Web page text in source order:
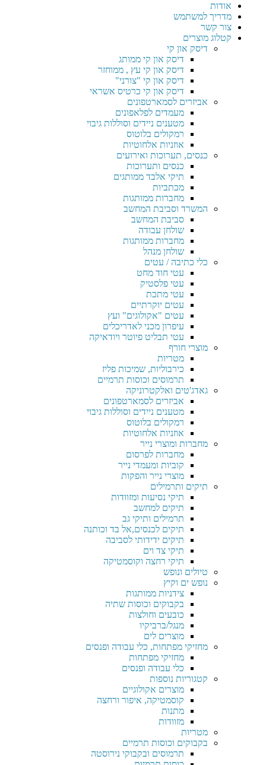
אודות
מדריך למשתמש
צור קשר
קטלוג מוצרים
דיסק און קי
דיסק און קי ממותג
דיסק און קי עץ , ממוחזר
דיסק און קי "צורני"
דיסק און קי כרטיס אשראי
אביזרים לסמארטפונים
מעמדים לפלאפונים
מטענים ניידים וסוללות גיבוי
רמקולים בלוטוס
אוזניות אלחוטיות
כנסים, תערוכות ואירועים
כנסים ותערוכות
תיקי אלבד ממותגים
מכתביות
מחברות ממותגות
המשרד וסביבת המחשב
סביבת המחשב
שולחן עבודה
מחברות ממותגות
שולחן מנהל
כלי כתיבה / עטים
עטי חוד מחט
עטי פלסטיק
עטי מתכת
עטים יוקרתיים
עטים "אקולוגים" ועץ
עיפרון מכני לאדריכלים
עטי תבליט פיוטר ויודאיקה
מוצרי חורף
מטריות
כירבוליות, שמיכות פליז
תרמוסים וכוסות תרמיים
גאדג'טים ואלקטרוניקה
אביזרים לסמארטפונים
מטענים ניידים וסוללות גיבוי
רמקולים בלוטוס
אוזניות אלחוטיות
מחברות ומוצרי נייר
מחברות לפרסום
קוביות ומעמדי נייר
מוצרי נייר והפקות
תיקים ותרמילים
תיקי נסיעות ומזוודות
תיקים למחשב
תרמילים ותיקי גב
תיקים לכנסים,אל בד וכותנה
תיקים ידידותי לסביבה
תיקי צד וים
תיקי רחצה וקוסמטיקה
טיולים ונופש
נופש ים וקיץ
צידניות ממותגות
בקבוקים וכוסות שתיה
כובעים וחולצות
מנגל/ברביקיו
מוצרים לים
מחזיקי מפתחות, כלי עבודה ופנסים
מחזיקי מפתחות
כלי עבודה ופנסים
קטגוריות נוספות
מוצרים אקולוגיים
קוסמטיקה, איפור ורחצה
מתנות
מזוודות
מטריות
בקבוקים וכוסות תרמיים
תרמוסים ובקבוקי נירוסטה